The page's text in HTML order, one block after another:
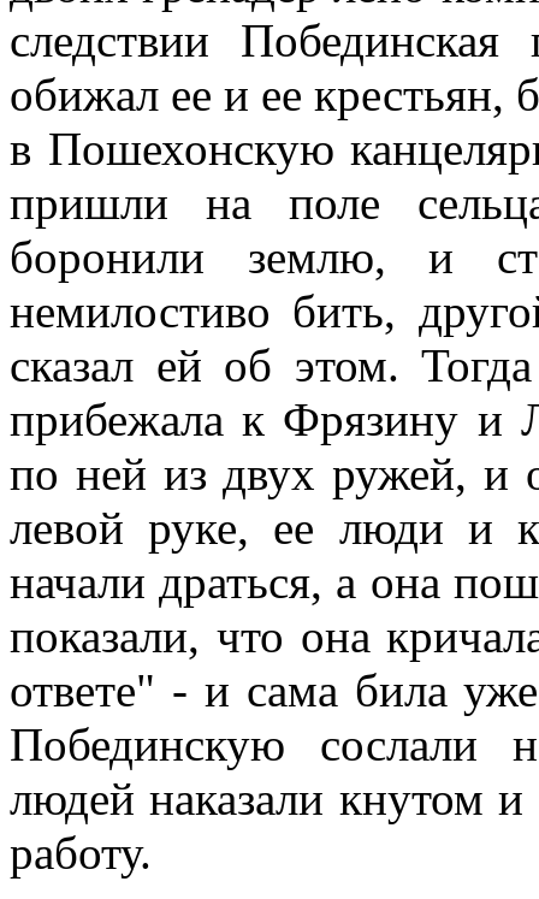
следствии
обижал ее и ее крестьян,
в Пошехонскую
пришли на поле
боронили землю, и
немилостиво бить,
сказал ей об этом.
прибежала к Фрязину и
по ней из двух ружей, и
левой руке, ее люди и
начали драться, а она
показали, что она
ответе" - и сама била
Побединскую сослали
людей наказали кнутом
работу.